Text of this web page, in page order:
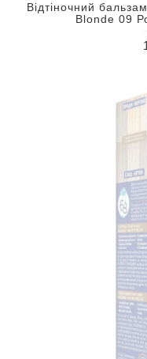
Відтіночний
Blonde 09